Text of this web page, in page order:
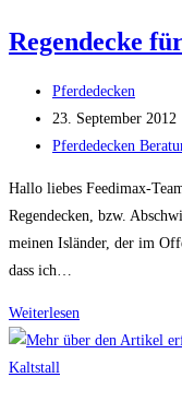
für
Regendecke
Beitrags-
Autor:
Pferdedecken
Beitrag
veröffentlicht:
23. September 2012
Beitrags-
Pferdedecken
Hallo liebes Feedimax-
Regendecken, bzw.
meinen Isländer, der im
dass ich…
Weiterlesen
für